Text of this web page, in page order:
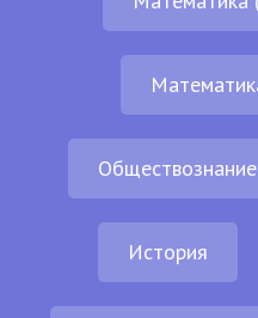
Обществознание
История